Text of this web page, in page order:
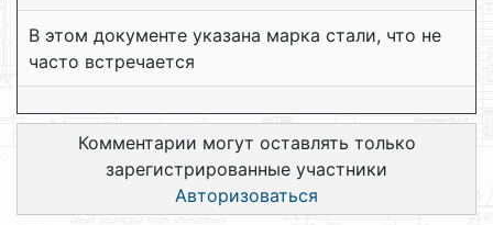
В этом документе указана марка стали, что не
часто встречается
Комментарии могут оставлять только
зарегистрированные участники
Авторизоваться